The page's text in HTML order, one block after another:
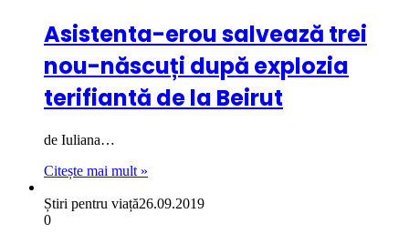
Asistenta-erou salvează trei
nou-născuți după explozia
terifiantă de la Beirut
de Iuliana…
Citește mai mult »
Știri pentru viață26.09.2019
0